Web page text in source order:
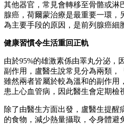
其他器官，常見會轉移至骨骼或淋
腺癌，荷爾蒙治療是最重要一環，
為主要手段的原因，是前列腺癌細
健康習慣令生活重回正軌
由於95%的雄激素係由睪丸分泌，
副作用，盧醫生說常見分為兩類，
雖然兩者皆屬於較為溫和的副作用
患上心血管病，因此醫生會定期檢
除了由醫生方面出發，盧醫生提
的食物，減少熱量攝取，令身體